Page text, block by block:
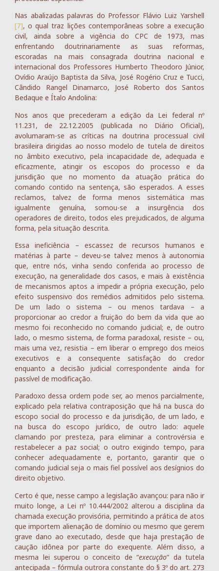
Nas abalizadas palavras do Professor Flávio Luiz Yarshell
[7], o qual traz lições contemporâneas sobre a execução
civil, ainda sobre a vigência do CPC de 1973, mas
enfrentando doutrinariamente as suas reformas,
escoradas na mais consagrada doutrina nacional e
internacional dos Professores Humberto Theodoro Júnior,
Ovídio Araújo Baptista da Silva, José Rogério Cruz e Tucci,
Cândido Rangel Dinamarco, José Roberto dos Santos
Bedaque e Ítalo Andolina:
Nos anos que precederam a edição da Lei federal nº
11.231, de 22.12.2005 (publicada no Diário Oficial),
avolumaram-se as críticas na doutrina processual civil
brasileira dirigidas ao nosso modelo de tutela de direitos
no âmbito executivo, pela incapacidade de, adequada e
eficazmente, atingir os escopos do processo e da
jurisdição que no momento da atuação prática do
comando contido na sentença, são esperados. A esses
reclamos, talvez de forma menos sistemática mas
igualmente genuína, somou-se a insurgência dos
operadores de direito, todos eles prejudicados, de alguma
forma, pela situação descrita.
Essa ineficiência – escassez de recursos humanos e
matérias à parte – deveu-se talvez menos à autonomia
que, entre nós, vinha sendo conferida ao processo de
execução, na generalidade dos casos, e mais à existência
de mecanismos aptos a impedir a própria execução, pelo
efeito suspensivo dos remédios admitidos pelo sistema.
De um lado o sistema – ou menos tardava – a
proporcionar ao credor a fruição do bem da vida que ao
mesmo foi reconhecido no comando judicial; e, de outro
lado, o mesmo sistema, de forma paradoxal, resiste – ou,
mais uma vez, resistia – em liberar o emprego dos meios
executivos e a consequente satisfação do credor
enquanto a decisão judicial correspondente ainda for
passível de modificação.
Paradoxo dessa ordem pode ser, ao menos parcialmente,
explicado pela relativa contraposição que há na busca do
escopo social do processo e da jurisdição, de um lado, e
na busca do escopo jurídico, de outro lado: aquele
clamando por presteza, para eliminar a controvérsia e
restabelecer a paz social; o outro exigindo tempo, para
conhecer adequadamente e, portanto, garantir que o
comando judicial seja o mais fiel possível aos desígnios do
direito objetivo.
Certo é que, nesse campo a legislação avançou: para não ir
muito longe, a Lei nº 10.444/2002 alterou a disciplina da
chamada execução provisória, permitindo a prática de atos
que importem alienação de domínio ou mesmo que gerem
grave dano ao executado, desde que haja prestação de
caução idônea por parte do exequente. Além disso, a
mesma lei superou o conceito de “execução” da tutela
antecipada – fórmula outrora constante do § 3º do art. 273